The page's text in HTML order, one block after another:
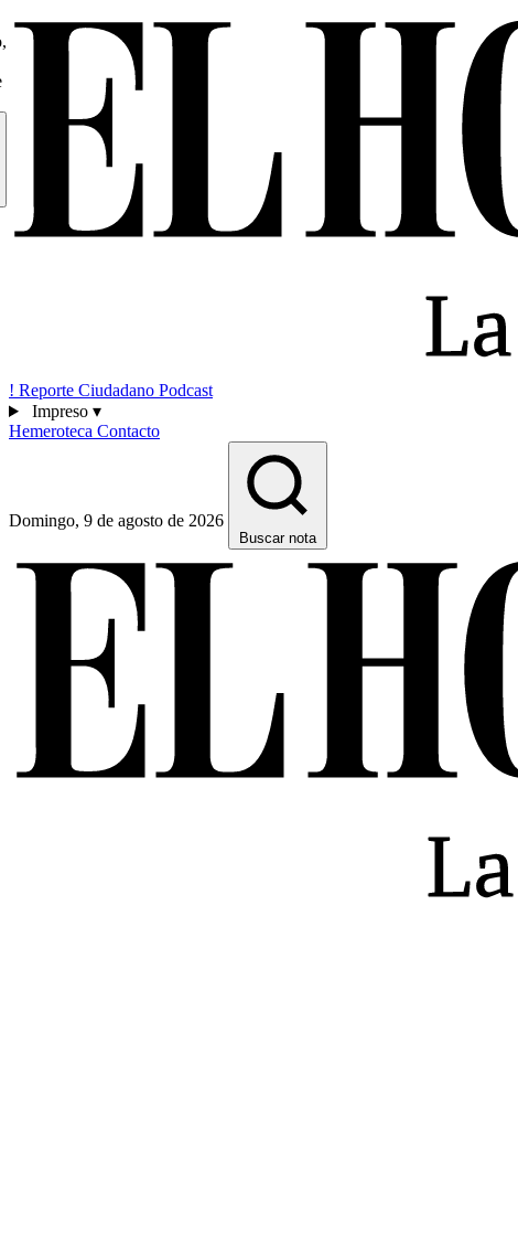
! Reporte Ciudadano Podcast
Impreso ▾
Hemeroteca Contacto
Domingo, 9 de agosto de 2026
Buscar nota